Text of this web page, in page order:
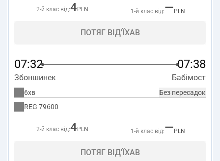
2-й клас від:4 PLN 1-й клас від:— PLN
ПОТЯГ ВІД'ЇХАВ
07:32 07:38
Збоншинек Бабімост
Без пересадок
6хв
REG 79600
2-й клас від:4 PLN 1-й клас від:— PLN
ПОТЯГ ВІД'ЇХАВ